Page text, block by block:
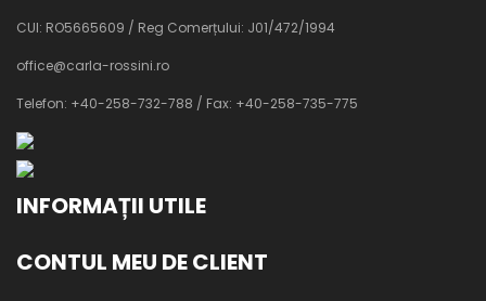
CUI: RO5665609 / Reg Comerțului: J01/472/1994
office@carla-rossini.ro
Telefon: +40-258-732-788 / Fax: +40-258-735-775
INFORMAȚII UTILE
CONTUL MEU DE CLIENT